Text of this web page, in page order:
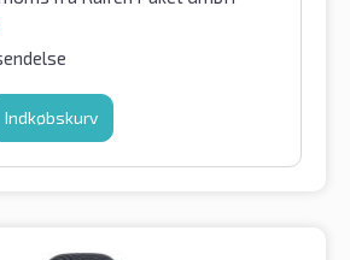
Indkøbskurv